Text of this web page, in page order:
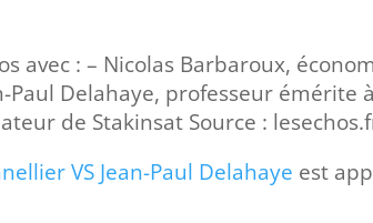
avec : – Nicolas Barbaroux,
Paul Delahaye, professeur émérite
de Stakinsat Source :
VS Jean-Paul Delahaye est